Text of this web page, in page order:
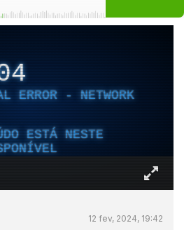
ERROR - NETWORK
ESTÁ NESTE
12 fev, 2024, 19:42